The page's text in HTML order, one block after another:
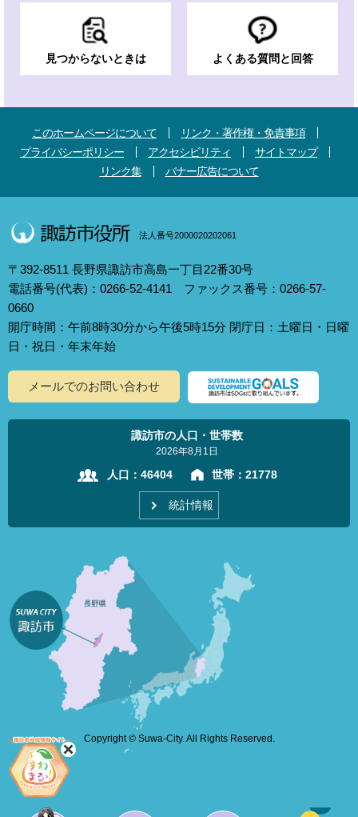
見つからないときは よくある質問と回答
このホームページについて
リンク・著作権・免責事項
プライバシーポリシー
アクセシビリティ
サイトマップ
リンク集
バナー広告について
法人番号2000020202061
〒392-8511 長野県諏訪市高島一丁目22番30号
電話番号(代表)：0266-52-4141 ファックス番号：0266-57-
0660
開庁時間：午前8時30分から午後5時15分 閉庁日：土曜日・日曜
日・祝日・年末年始
メールでのお問い合わせ
諏訪市の人口・世帯数
2026年8月1日
人口： 46404 世帯： 21778
統計情報
Copyright © Suwa-City. All Rights Reserved.